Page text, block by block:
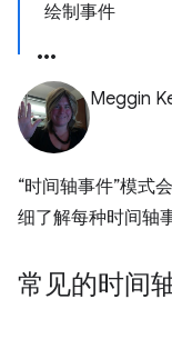
绘制事件
Meggin
“时间轴事件”模式
细了解每种时间轴
常见的时间